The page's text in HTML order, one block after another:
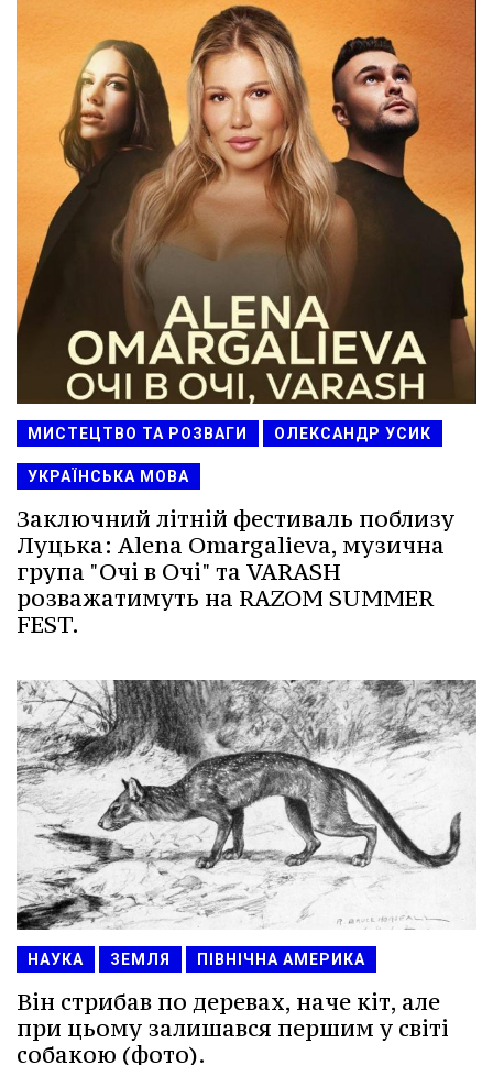
МИСТЕЦТВО ТА РОЗВАГИ ОЛЕКСАНДР УСИК
УКРАЇНСЬКА МОВА
Заключний літній фестиваль поблизу
Луцька: Alena Omargalieva, музична
група "Очі в Очі" та VARASH
розважатимуть на RAZOM SUMMER
FEST.
НАУКА ЗЕМЛЯ ПІВНІЧНА АМЕРИКА
Він стрибав по деревах, наче кіт, але
при цьому залишався першим у світі
собакою (фото).